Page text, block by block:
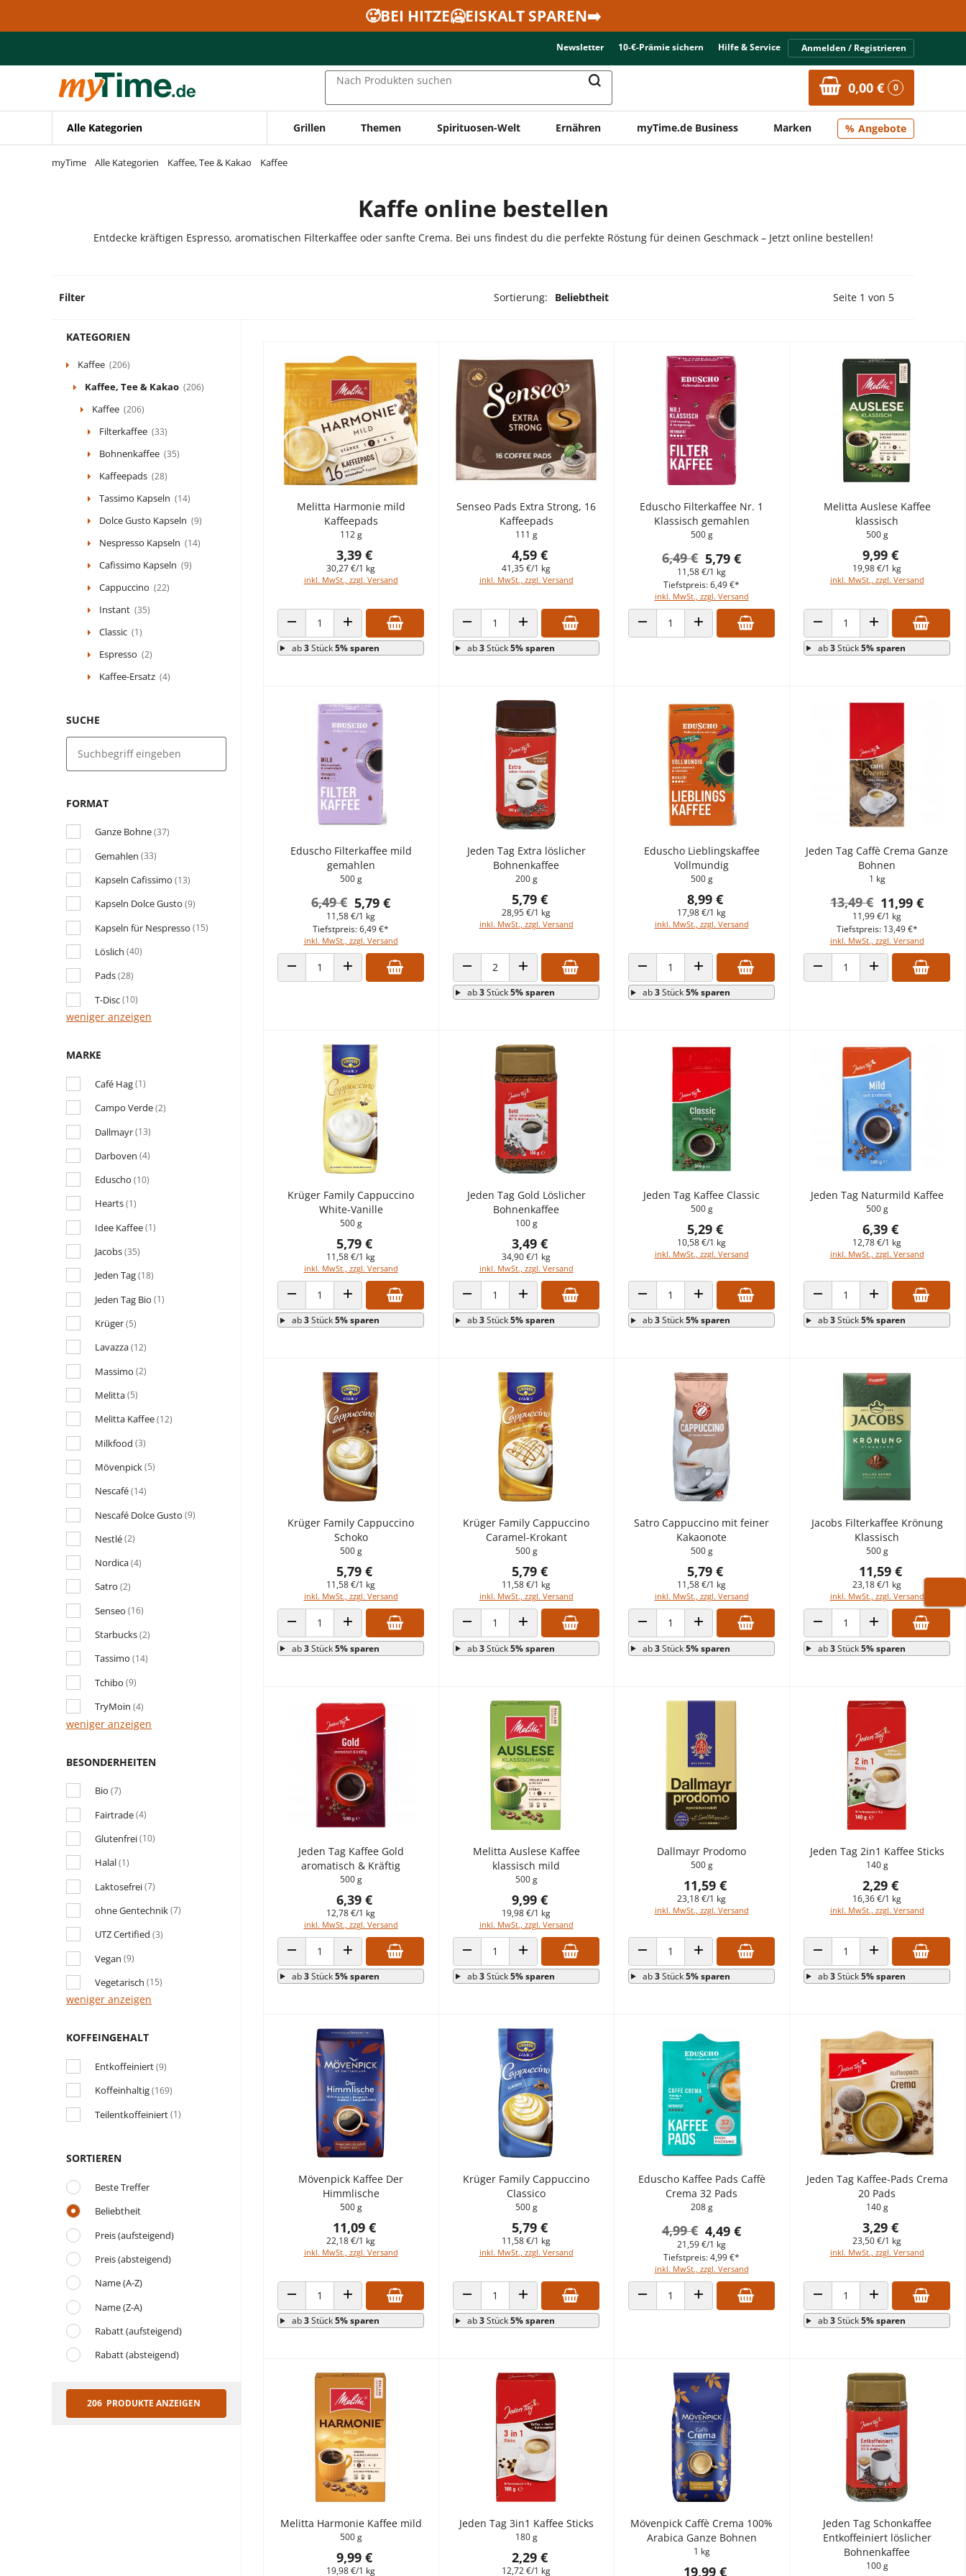
Zur Navigation springen
🥵BEI HITZE🥶EISKALT SPAREN➡️
Newsletter 10-€-Prämie sichern Hilfe & Service Anmelden / Registrieren
Nach Produkten suchen 0,00 € 0
Alle Kategorien Grillen Themen Spirituosen-Welt Ernähren myTime.de Business Marken Angebote
myTime Alle Kategorien Kaffee, Tee & Kakao Kaffee
Kaffe online bestellen
Entdecke kräftigen Espresso, aromatischen Filterkaffee oder sanfte Crema. Bei uns findest du die perfekte Röstung für deinen Geschmack – Jetzt online bestellen!
Filter Sortierung: Beliebtheit Vorherige Seite
Seite 1 von 5
KATEGORIEN
Kaffee (206)
Kaffee, Tee & Kakao (206)
Kaffee (206)
Filterkaffee (33)
Bohnenkaffee (35)
Kaffeepads (28)
Tassimo Kapseln (14)
Dolce Gusto Kapseln (9)
Nespresso Kapseln (14)
Cafissimo Kapseln (9)
Cappuccino (22)
Instant (35)
Classic (1)
Espresso (2)
Kaffee-Ersatz (4)
SUCHE
FORMAT
Ganze Bohne(37)
Gemahlen (33)
Kapseln Cafissimo (13)
Kapseln Dolce Gusto (9)
Kapseln für Nespresso (15)
Löslich (40)
Pads(28)
T-Disc(10)
weniger anzeigen
MARKE
Café Hag(1)
Campo Verde(2)
Dallmayr(13)
Darboven (4)
Eduscho (10)
Hearts(1)
Idee Kaffee(1)
Jacobs(35)
Jeden Tag(18)
Jeden Tag Bio (1)
Krüger(5)
Lavazza(12)
Massimo (2)
Melitta(5)
Melitta Kaffee(12)
Milkfood (3)
Mövenpick(5)
Nescafé(14)
Nescafé Dolce Gusto (9)
Nestlé(2)
Nordica(4)
Satro (2)
Senseo (16)
Starbucks(2)
Tassimo (14)
Tchibo (9)
TryMoin (4)
weniger anzeigen
BESONDERHEITEN
Bio (7)
Fairtrade(4)
Glutenfrei(10)
Halal(1)
Laktosefrei(7)
ohne Gentechnik(7)
UTZ Certified (3)
Vegan (9)
Vegetarisch (15)
weniger anzeigen
KOFFEINGEHALT
Entkoffeiniert(9)
Koffeinhaltig(169)
Teilentkoffeiniert(1)
SORTIEREN
Beste Treffer
Beliebtheit
Preis (aufsteigend)
Preis (absteigend)
Name (A-Z)
Name (Z-A)
Rabatt (aufsteigend)
Rabatt (absteigend)
206 PRODUKTE ANZEIGEN
Melitta Harmonie mild
Kaffeepads
112 g
3,39 €
30,27 €/1 kg
inkl. MwSt., zzgl. Versand
ANZAHL VERRINGERNANZAHL ERHÖHEN
ab3Stück5% sparen
Senseo Pads Extra Strong, 16
Kaffeepads
111 g
4,59 €
41,35 €/1 kg
inkl. MwSt., zzgl. Versand
ANZAHL VERRINGERNANZAHL ERHÖHEN
ab3Stück5% sparen
Eduscho Filterkaffee Nr. 1
Klassisch gemahlen
500 g
5,79 €
6,49 €
11,58 €/1 kg
inkl. MwSt., zzgl. Versand
Tiefstpreis: 6,49 €*
ANZAHL VERRINGERNANZAHL ERHÖHEN
Melitta Auslese Kaffee
klassisch
500 g
9,99 €
19,98 €/1 kg
inkl. MwSt., zzgl. Versand
ANZAHL VERRINGERNANZAHL ERHÖHEN
ab3Stück5% sparen
Eduscho Filterkaffee mild
gemahlen
500 g
5,79 €
6,49 €
11,58 €/1 kg
inkl. MwSt., zzgl. Versand
Tiefstpreis: 6,49 €*
ANZAHL VERRINGERNANZAHL ERHÖHEN
Jeden Tag Extra löslicher
Bohnenkaffee
200 g
5,79 €
28,95 €/1 kg
inkl. MwSt., zzgl. Versand
ANZAHL VERRINGERNANZAHL ERHÖHEN
ab3Stück5% sparen
Eduscho Lieblingskaffee
Vollmundig
500 g
8,99 €
17,98 €/1 kg
inkl. MwSt., zzgl. Versand
ANZAHL VERRINGERNANZAHL ERHÖHEN
ab3Stück5% sparen
Jeden Tag Caffè Crema Ganze
Bohnen
1 kg
11,99 €
13,49 €
11,99 €/1 kg
inkl. MwSt., zzgl. Versand
Tiefstpreis: 13,49 €*
ANZAHL VERRINGERNANZAHL ERHÖHEN
Krüger Family Cappuccino
White-Vanille
500 g
5,79 €
11,58 €/1 kg
inkl. MwSt., zzgl. Versand
ANZAHL VERRINGERNANZAHL ERHÖHEN
ab3Stück5% sparen
Jeden Tag Gold Löslicher
Bohnenkaffee
100 g
3,49 €
34,90 €/1 kg
inkl. MwSt., zzgl. Versand
ANZAHL VERRINGERNANZAHL ERHÖHEN
ab3Stück5% sparen
Jeden Tag Kaffee Classic
500 g
5,29 €
10,58 €/1 kg
inkl. MwSt., zzgl. Versand
ANZAHL VERRINGERNANZAHL ERHÖHEN
ab3Stück5% sparen
Jeden Tag Naturmild Kaffee
500 g
6,39 €
12,78 €/1 kg
inkl. MwSt., zzgl. Versand
ANZAHL VERRINGERNANZAHL ERHÖHEN
ab3Stück5% sparen
Krüger Family Cappuccino
Schoko
500 g
5,79 €
11,58 €/1 kg
inkl. MwSt., zzgl. Versand
ANZAHL VERRINGERNANZAHL ERHÖHEN
ab3Stück5% sparen
Krüger Family Cappuccino
Caramel-Krokant
500 g
5,79 €
11,58 €/1 kg
inkl. MwSt., zzgl. Versand
ANZAHL VERRINGERNANZAHL ERHÖHEN
ab3Stück5% sparen
Satro Cappuccino mit feiner
Kakaonote
500 g
5,79 €
11,58 €/1 kg
inkl. MwSt., zzgl. Versand
ANZAHL VERRINGERNANZAHL ERHÖHEN
ab3Stück5% sparen
Jacobs Filterkaffee Krönung
Klassisch
500 g
11,59 €
23,18 €/1 kg
inkl. MwSt., zzgl. Versand
ANZAHL VERRINGERNANZAHL ERHÖHEN
ab3Stück5% sparen
Jeden Tag Kaffee Gold
aromatisch & Kräftig
500 g
6,39 €
12,78 €/1 kg
inkl. MwSt., zzgl. Versand
ANZAHL VERRINGERNANZAHL ERHÖHEN
ab3Stück5% sparen
Melitta Auslese Kaffee
klassisch mild
500 g
9,99 €
19,98 €/1 kg
inkl. MwSt., zzgl. Versand
ANZAHL VERRINGERNANZAHL ERHÖHEN
ab3Stück5% sparen
Dallmayr Prodomo
500 g
11,59 €
23,18 €/1 kg
inkl. MwSt., zzgl. Versand
ANZAHL VERRINGERNANZAHL ERHÖHEN
ab3Stück5% sparen
Jeden Tag 2in1 Kaffee Sticks
140 g
2,29 €
16,36 €/1 kg
inkl. MwSt., zzgl. Versand
ANZAHL VERRINGERNANZAHL ERHÖHEN
ab3Stück5% sparen
Mövenpick Kaffee Der
Himmlische
500 g
11,09 €
22,18 €/1 kg
inkl. MwSt., zzgl. Versand
ANZAHL VERRINGERNANZAHL ERHÖHEN
ab3Stück5% sparen
Krüger Family Cappuccino
Classico
500 g
5,79 €
11,58 €/1 kg
inkl. MwSt., zzgl. Versand
ANZAHL VERRINGERNANZAHL ERHÖHEN
ab3Stück5% sparen
Eduscho Kaffee Pads Caffè
Crema 32 Pads
208 g
4,49 €
4,99 €
21,59 €/1 kg
inkl. MwSt., zzgl. Versand
Tiefstpreis: 4,99 €*
ANZAHL VERRINGERNANZAHL ERHÖHEN
Jeden Tag Kaffee-Pads Crema
20 Pads
140 g
3,29 €
23,50 €/1 kg
inkl. MwSt., zzgl. Versand
ANZAHL VERRINGERNANZAHL ERHÖHEN
ab3Stück5% sparen
Melitta Harmonie Kaffee mild
500 g
9,99 €
19,98 €/1 kg
Jeden Tag 3in1 Kaffee Sticks
180 g
2,29 €
12,72 €/1 kg
Mövenpick Caffè Crema 100%
Arabica Ganze Bohnen
1 kg
19,99 €
Jeden Tag Schonkaffee
Entkoffeiniert löslicher
Bohnenkaffee
100 g